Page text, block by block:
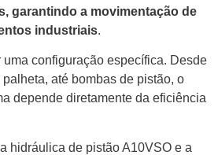
garantindo a movimentação de
industriais.
configuração específica. Desde
até bombas de pistão, o
depende diretamente da eficiência
hidráulica de pistão A10VSO e a